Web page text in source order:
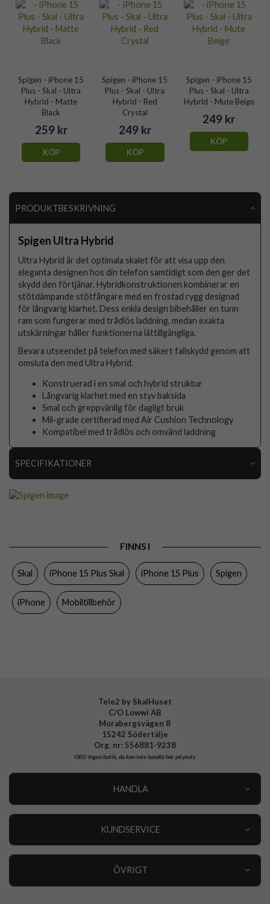
Spigen - iPhone 15
Plus - Skal - Ultra
Hybrid - Matte
Black
259 kr
KÖP
Spigen - iPhone 15
Plus - Skal - Ultra
Hybrid - Red
Crystal
249 kr
KÖP
Spigen - iPhone 15
Plus - Skal - Ultra
Hybrid - Mute Beige
249 kr
KÖP
PRODUKTBESKRIVNING
Spigen Ultra Hybrid
Ultra Hybrid är det optimala skalet för att visa upp den
eleganta designen hos din telefon samtidigt som den ger det
skydd den förtjänar. Hybridkonstruktionen kombinerar en
stötdämpande stötfångare med en frostad rygg designad
för långvarig klarhet. Dess enkla design bibehåller en tunn
ram som fungerar med trådlös laddning, medan exakta
utskärningar håller funktionerna lättillgängliga.
Bevara utseendet på telefon med säkert fallskydd genom att
omsluta den med Ultra Hybrid.
Konstruerad i en smal och hybrid struktur
Långvarig klarhet med en styv baksida
Smal och greppvänlig för dagligt bruk
Mil-grade certifierad med Air Cushion Technology
Kompatibel med trådlös och omvänd laddning
SPECIFIKATIONER
Trådlös laddning-kompatibel
Färg Genomskinlig
Material
Varumärke
FINNS I
Skal iPhone 15 Plus Skal iPhone 15 Plus Spigen
iPhone Mobiltillbehör
Tele2 by SkalHuset
C/O Lowwi AB
Morabergsvägen 8
15242 Södertälje
Org. nr: 556881-9238
OBS!Ingen butik, du kan inte handla här på plats
HANDLA
KUNDSERVICE
ÖVRIGT